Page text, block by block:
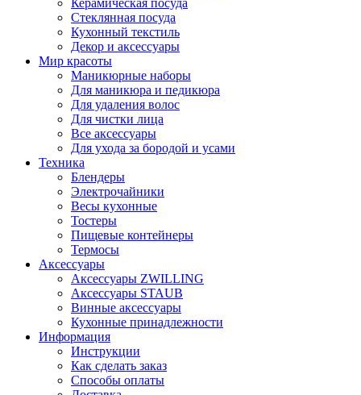
Керамическая посуда
Стеклянная посуда
Кухонный текстиль
Декор и аксессуары
Мир красоты
Маникюрные наборы
Для маникюра и педикюра
Для удаления волос
Для чистки лица
Все аксессуары
Для ухода за бородой и усами
Техника
Блендеры
Электрочайники
Весы кухонные
Тостеры
Пищевые контейнеры
Термосы
Аксессуары
Аксессуары ZWILLING
Аксессуары STAUB
Винные аксессуары
Кухонные принадлежности
Информация
Инструкции
Как сделать заказ
Способы оплаты